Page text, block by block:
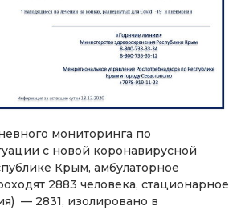
мониторинга по
с новой коронавирусной
Крым, амбулаторное
2883 человека, стационарное
— 2831, изолировано в